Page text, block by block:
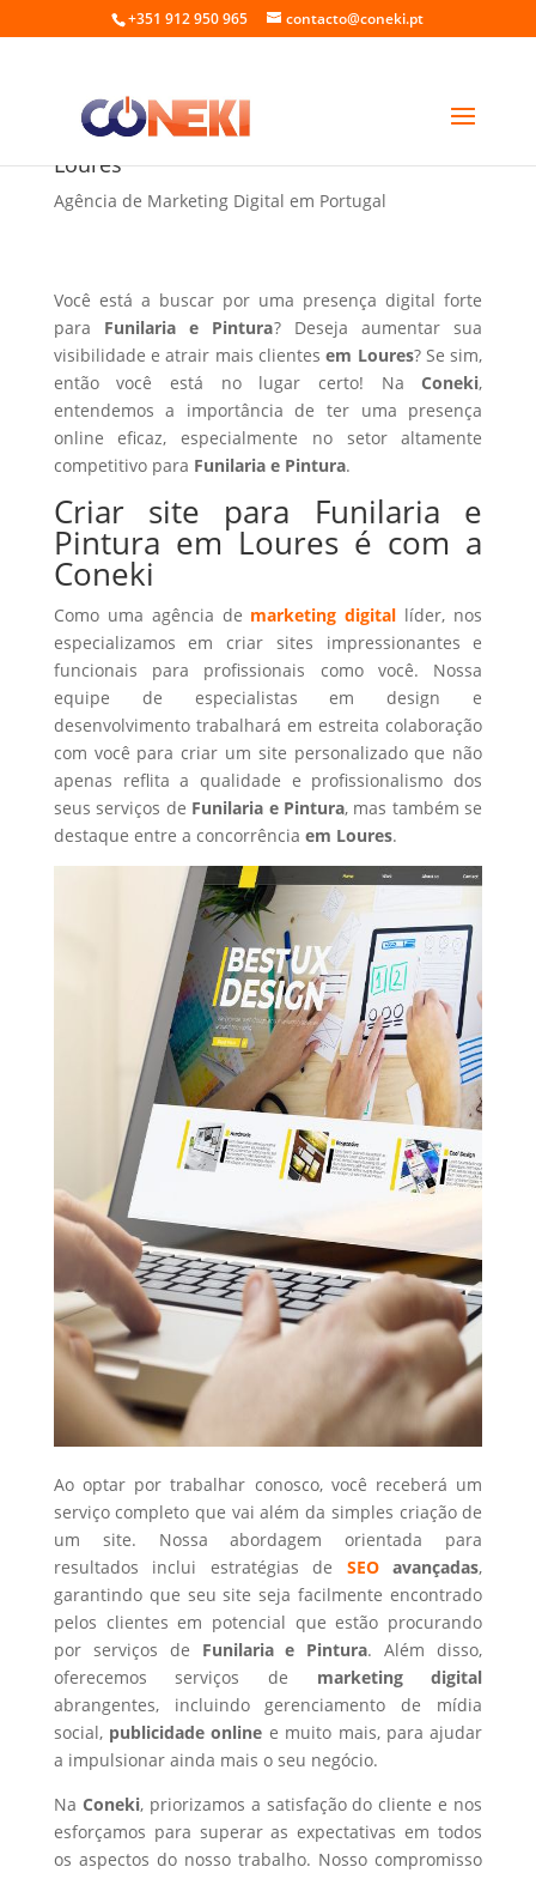
+351 912 950 965 contacto@coneki.pt
Criar site para Funilaria e Pintura em
Loures
Agência de Marketing Digital em Portugal
Você está a buscar por uma presença digital forte
para Funilaria e Pintura? Deseja aumentar sua
visibilidade e atrair mais clientesem Loures? Se sim,
então você está no lugar certo! NaConeki,
entendemos a importância de ter uma presença
online eficaz, especialmente no setor altamente
competitivo para Funilaria e Pintura.
Criar site para Funilaria e
Pintura em Loures é com a
Coneki
Como uma agência de marketing digital líder, nos
especializamos em criar sites impressionantes e
funcionais para profissionais como você. Nossa
equipe de especialistas em design e
desenvolvimento trabalhará em estreita colaboração
com você para criar um site personalizado que não
apenas reflita a qualidade e profissionalismo dos
seus serviços de Funilaria e Pintura, mas também se
destaque entre a concorrência em Loures.
Ao optar por trabalhar conosco, você receberá um
serviço completo que vai além da simples criação de
um site. Nossa abordagem orientada para
resultados inclui estratégias de SEOavançadas,
garantindo que seu site seja facilmente encontrado
pelos clientes em potencial que estão procurando
por serviços de Funilaria e Pintura. Além disso,
oferecemos serviços de marketing digital
abrangentes, incluindo gerenciamento de mídia
social, publicidade online e muito mais, para ajudar
a impulsionar ainda mais o seu negócio.
Na Coneki, priorizamos a satisfação do cliente e nos
esforçamos para superar as expectativas em todos
os aspectos do nosso trabalho. Nosso compromisso